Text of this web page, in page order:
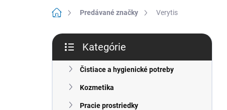
DomovPredávané značky Verytis
B
č
kategórie
Kategórie
Čistiace a hygienické potreby
Kozmetika
Pracie prostriedky